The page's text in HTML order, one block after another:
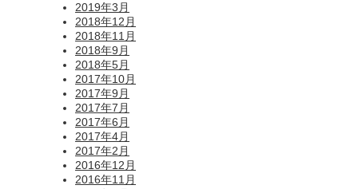
2019年3月
2018年12月
2018年11月
2018年9月
2018年5月
2017年10月
2017年9月
2017年7月
2017年6月
2017年4月
2017年2月
2016年12月
2016年11月